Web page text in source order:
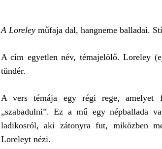
A Loreleyműfaja dal, hangneme balladai.
A cím egyetlen név, témajelölő. Loreley
tündér.
A vers témája egy régi rege, amelyet
„szabadulni”. Ez a mű egy népballada
ladikosról, aki zátonyra fut, miközben
Loreleyt nézi.